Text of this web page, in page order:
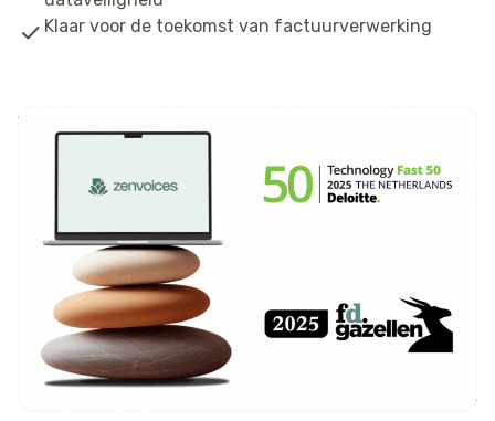
check Klaar voor de toekomst van factuurverwerking